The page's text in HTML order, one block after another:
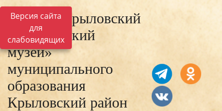
Версия сайта
для
слабовидящих
МКУК «Крыловский
исторический
музей»
муниципального
образования
Крыловский район